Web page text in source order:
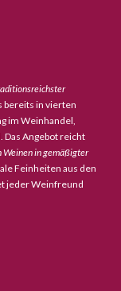
bereits in vierten
im Weinhandel,
Das Angebot reicht
Weinen in gemäßigter
Feinheiten aus den
jeder Weinfreund